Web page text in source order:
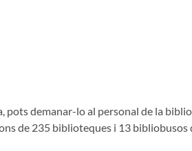
pots demanar-lo al personal de la
de 235 biblioteques i 13 bibliobusos